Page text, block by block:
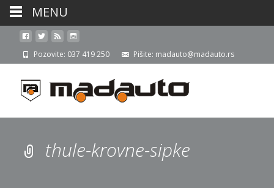
Pozovite: 037 419 250 Pišite: madauto@madauto.rs
thule-krovne-sipke
MENU